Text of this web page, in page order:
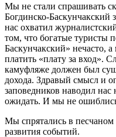
Мы не стали спрашивать
Богдинско-Баскунчакский
нас охватил
том, что богатые туристы
Баскунчакский» нечасто,
платить «плату за вход».
камуфляже должен был
дохода. Здравый смысл и
заповедников наводил
ожидать. И мы не
Мы спрятались в песчаном
развития событий.